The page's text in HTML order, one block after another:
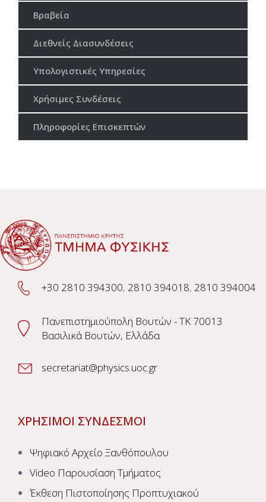
Βραβεία
Διεθνείς Διασυνδέσεις
Υπολογιστικές Υπηρεσίες
Χρήσιμες Συνδέσεις
Πληροφορίες Επισκεπτών
+30 2810 394300, 2810 394018, 2810 394004
Πανεπιστημιούπολη Βουτών - TK 70013
Βασιλικά Βουτών, Ελλάδα
secretariat@physics.uoc.gr
ΧΡΗΣΙΜΟΙ ΣΥΝΔΕΣΜΟΙ
Ψηφιακό Αρχείο Ξανθόπουλου
Video Παρουσίαση Τμήματος
Έκθεση Πιστοποίησης Προπτυχιακού